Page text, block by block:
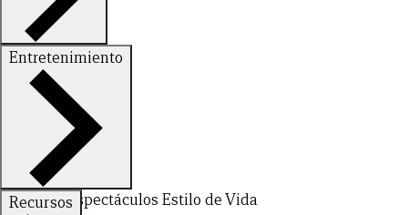
FinanzasOpinión
Entretenimiento
DeportesEspectáculos Estilo de Vida
Recursos
CERRAR